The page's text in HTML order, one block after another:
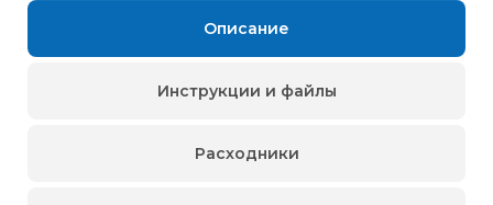
Описание
Инструкции и файлы
Расходники